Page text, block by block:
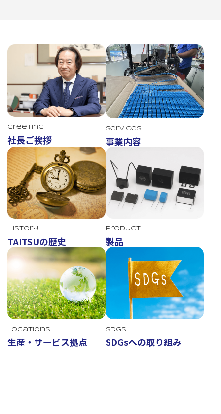
TAITSU
Greeting
社長ご挨拶
Services
事業内容
History
TAITSUの歴史
Product
製品
Locations
生産・サービス拠点
SDGs
SDGsへの取り組み